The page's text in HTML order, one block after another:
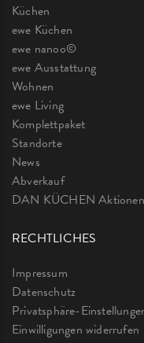
Küchen
ewe Küchen
ewe nanoo©
ewe Ausstattung
Wohnen
ewe Living
Komplettpaket
Standorte
News
Abverkauf
DAN KÜCHEN Aktionen
RECHTLICHES
Impressum
Datenschutz
Privatsphäre-
Einwilligungen widerrufen